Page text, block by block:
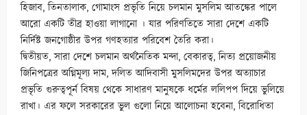
হিজাব, তিনতালাক, গোমাংস প্রভৃতি নিয়ে চলমান মুসলিম আতঙ্কের পালে
আরো একটি তীব্র হাওয়া লাগানো । যার পরিণতিতে সারা দেশে একটি
নির্দিষ্ট জনগোষ্ঠীর উপর গণহত্যার পরিবেশ তৈরি করা।
দ্বিতীয়ত, সারা দেশে চলমান অর্থনৈতিক মন্দা, বেকারত্ব, নিত্য প্রয়োজনীয়
জিনিপত্রের অগ্নিমূল্য দাম, দলিত আদিবাসী মুসলিমদের উপর অত্যাচার
প্রভৃতি গুরুত্বপূর্ন বিষয় থেকে সাধারণ মানুষকে ধর্মের ললিপপ দিয়ে ভুলিয়ে
রাখা। এর ফলে সরকারের ভুল গুলো নিয়ে আলোচনা হবেনা, বিরোধিতা